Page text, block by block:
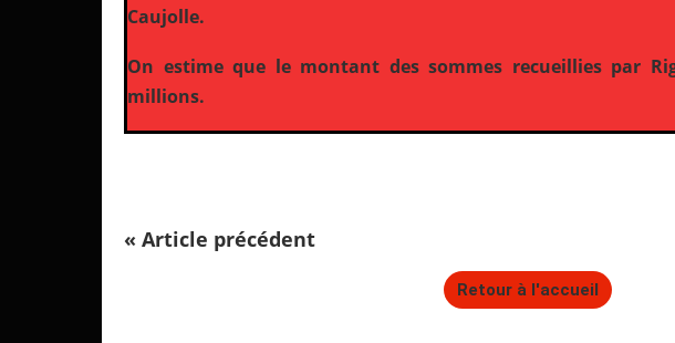
Caujolle.
On estime que le montant des sommes recueillies par
millions.
« Article précédent
Retour à l'accueil